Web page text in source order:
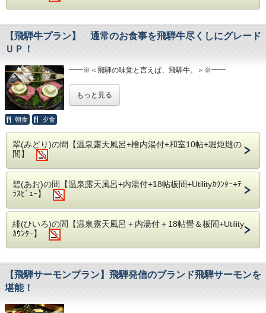
また当庵内、川沿いの離れには檜造りと岩造りの露天風呂が
ございます。
間近に奥飛騨の木々、遠く焼岳を眺めながら、
【飛騨牛プラン】 通常のお食事を飛騨牛尽くしにグレード
ＵＰ！
━━※＜飛騨の味覚と言えば、飛騨牛。＞※━━
したプランでございます。。
当庵は全客室に開放的で本格的な露天風呂・総檜造りの内風
呂を完備。
周りを気にせず、皆様だけのプライベート空間をご満悦下さ
●2種の川沿い露天風呂
また当庵内、川沿いの離れには檜造りと岩造りの露天風呂が
空いていれば何度でも無料にて貸切風呂としてご利用頂けま
間近に奥飛騨の木々、遠く焼岳を眺めながら、
渓流のせせらぎにと共に自然の息吹をお愉しみ下さい。
もっと見る
朝食 夕食
翠(みどり)の間【温泉露天風呂+檜内湯付+和室10帖+堀炬燵の
間】
碧(あお)の間【温泉露天風呂+内湯付+18帖板間+Utilityｶｳﾝﾀｰ+ﾃ
ﾗｽﾋﾞｭｰ】
緋(ひいろ)の間【温泉露天風呂＋内湯付＋18帖畳＆板間+Utility
ｶｳﾝﾀｰ】
【飛騨サーモンプラン】飛騨発信のブランド飛騨サーモンを
堪能！